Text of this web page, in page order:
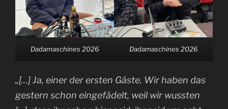
Dadamaschines 2026 Dadamaschines 2026
„[…] Ja, einer der ersten Gäste. Wir haben das
gestern schon eingefädelt, weil wir wussten